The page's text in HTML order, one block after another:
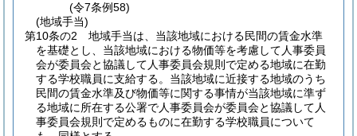
(令7条例58)
(地域手当)
第10条の2
地域手当は、当該地域における民間の賃金水準
を基礎とし、当該地域における物価等を考慮して人事委員
会が委員会と協議して人事委員会規則で定める地域に在勤
する学校職員に支給する。 当該地域に近接する地域のうち
民間の賃金水準及び物価等に関する事情が当該地域に準ず
る地域に所在する公署で人事委員会が委員会と協議して人
事委員会規則で定めるものに在勤する学校職員について